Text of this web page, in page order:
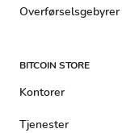
Overførselsgebyrer
BITCOIN STORE
Kontorer
Tjenester